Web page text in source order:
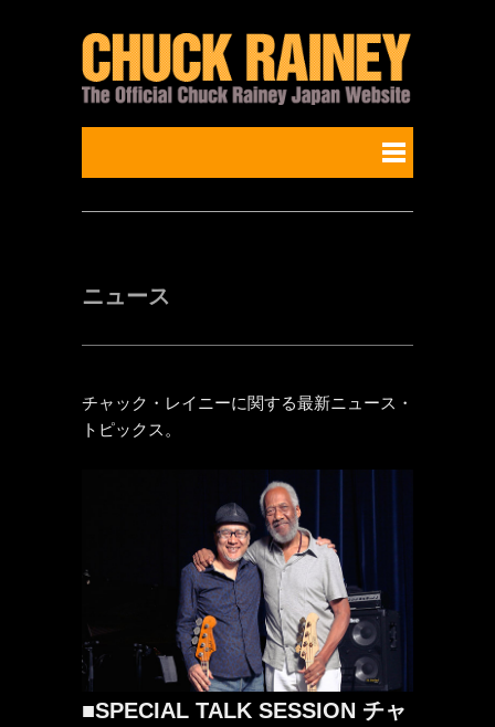
ニュース
チャック・レイニーに関する最新ニュース・
トピックス。
■SPECIAL TALK SESSION チャ